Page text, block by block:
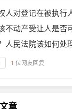
人对登记在被执行
不动产受让人是否
人民法院该如何处
1 位网友回复
章